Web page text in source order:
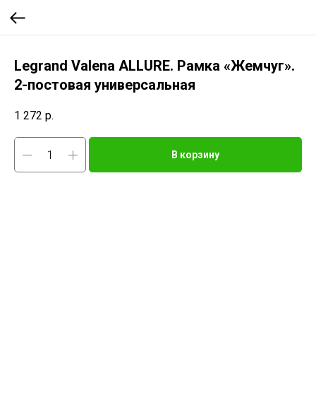
Legrand Valena ALLURE. Рамка «Жемчуг».
2-постовая универсальная
1 272 р.
В корзину